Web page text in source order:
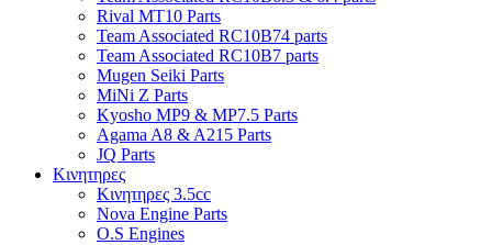
Rival MT10 Parts
Team Associated RC10B74 parts
Team Associated RC10B7 parts
Mugen Seiki Parts
MiNi Z Parts
Kyosho MP9 & MP7.5 Parts
Agama A8 & A215 Parts
JQ Parts
Κινητηρες
Κινητηρες 3.5cc
Nova Engine Parts
O.S Engines